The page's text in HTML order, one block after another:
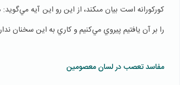
كوركورانه است بيان مى‏كند، از اين رو اين آيه
را بر آن يافتيم پيروي مي‌كنيم و كاري به اين
مفاسد تعصب در لسان معصومین